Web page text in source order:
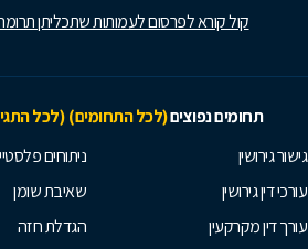
קול קורא לפרסום לעמותות שתכליתן
תחומים נפוצים(לכל התחומים) (לכל
גישור גירושין
עורכי דין גירושין
עורך דין מקרקעין
ניתוחים
שאיבת שומן
הגדלת חזה